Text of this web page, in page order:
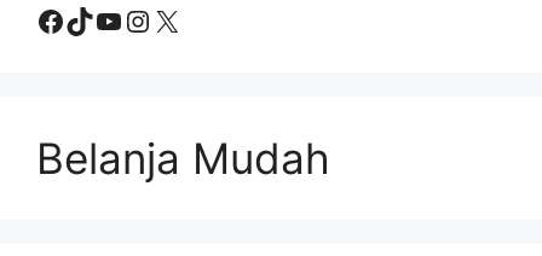
Facebook
TikTok
YouTube
Instagram
X
Belanja Mudah